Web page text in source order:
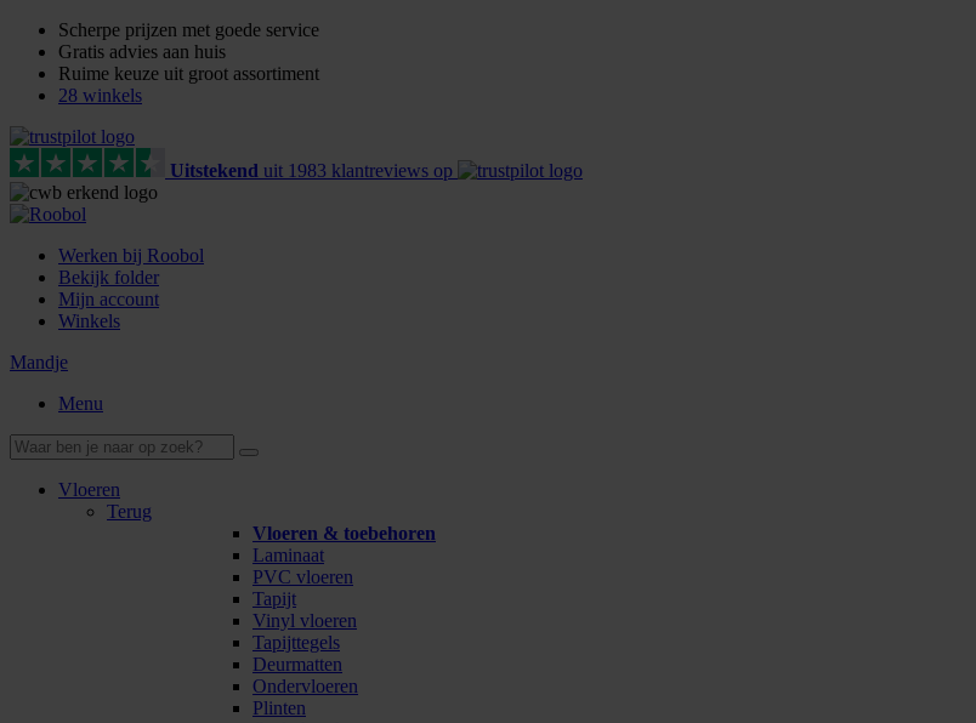
Scherpe prijzen met goede service
Gratis advies aan huis
Ruime keuze uit groot assortiment
28 winkels
Uitstekend uit 1983 klantreviews op
Werken bij Roobol
Bekijk folder
Mijn account
Winkels
Mandje
Menu
Vloeren
Terug
Vloeren & toebehoren
Laminaat
PVC vloeren
Tapijt
Vinyl vloeren
Tapijttegels
Deurmatten
Ondervloeren
Plinten